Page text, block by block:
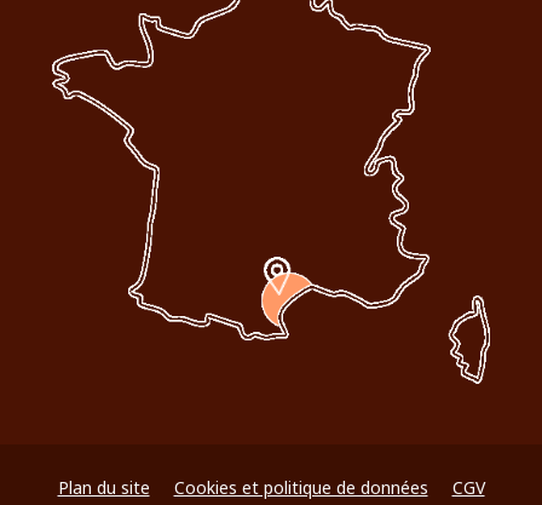
Plan du site Cookies et politique de données CGV